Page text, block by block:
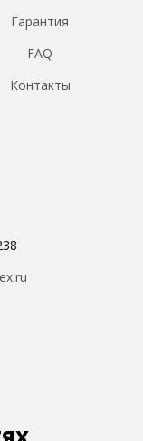
Гарантия
FAQ
Контакты